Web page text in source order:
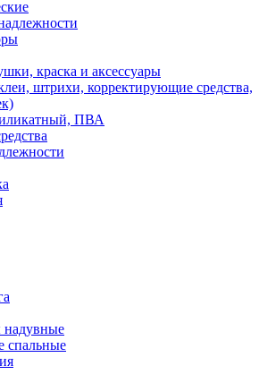
краска и аксессуары
штрихи, корректирующие средства,
ПВА
надувные
спальные